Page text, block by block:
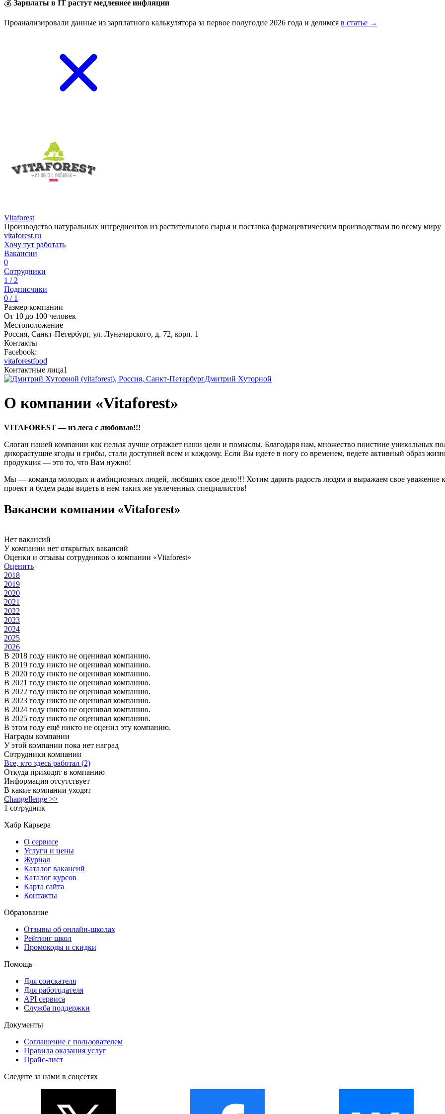
💰 Зарплаты в IT растут медленнее инфляции
Проанализировали данные из зарплатного калькулятора за первое полугодие 2026 года и делимся в статье →
Vitaforest
Производство натуральных ингредиентов из растительного сырья и поставка фармацевтическим производствам по всему миру
vitaforest.ru
Хочу тут работать
Вакансии
0
Сотрудники
1 / 2
Подписчики
0 / 1
Размер компании
От 10 до 100 человек
Местоположение
Россия, Санкт-Петербург, ул. Луначарского, д. 72, корп. 1
Контакты
Facebook:
vitaforestfood
Контактные лица1
Дмитрий Хуторной
О компании «Vitaforest»
VITAFOREST — из леса с любовью!!!
Слоган нашей компании как нельзя лучше отражает наши цели и помыслы. Благодаря нам, множество поистине уникальных
дикорастущие ягоды и грибы, стали доступней всем и каждому. Если Вы идете в ногу со временем, ведете активный образ
продукция — это то, что Вам нужно!
Мы — команда молодых и амбициозных людей, любящих свое дело!!! Хотим дарить радость людям и выражаем свое уважение
проект и будем рады видеть в нем таких же увлеченных специалистов!
Вакансии компании «Vitaforest»
Нет вакансий
У компании нет открытых вакансий
Оценки и отзывы сотрудников о компании «Vitaforest»
Оценить
2018
2019
2020
2021
2022
2023
2024
2025
2026
В 2018 году никто не оценивал компанию.
В 2019 году никто не оценивал компанию.
В 2020 году никто не оценивал компанию.
В 2021 году никто не оценивал компанию.
В 2022 году никто не оценивал компанию.
В 2023 году никто не оценивал компанию.
В 2024 году никто не оценивал компанию.
В 2025 году никто не оценивал компанию.
В этом году ещё никто не оценил эту компанию.
Награды компании
У этой компании пока нет наград
Сотрудники компании
Все, кто здесь работал (2)
Откуда приходят в компанию
Информация отсутствует
В какие компании уходят
Changellenge >>
1 сотрудник
Хабр Карьера
О сервисе
Услуги и цены
Журнал
Каталог вакансий
Каталог курсов
Карта сайта
Контакты
Образование
Отзывы об онлайн-школах
Рейтинг школ
Промокоды и скидки
Помощь
Для соискателя
Для работодателя
API сервиса
Служба поддержки
Документы
Соглашение с пользователем
Правила оказания услуг
Прайс-лист
Следите за нами в соцсетях